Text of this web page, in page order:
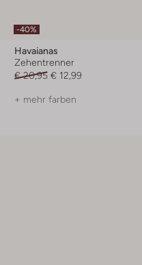
-40%
Havaianas
Zehentrenner
€ 20,95 € 12,99
+ mehr farben